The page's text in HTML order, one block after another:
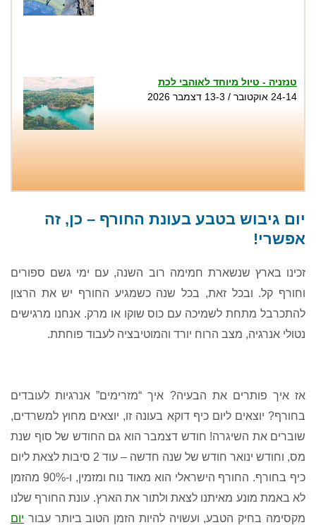
טנזניה - טיול מיוחד לאוהבי לכת
24-14 אוקטובר / 13-3 דצמבר 2026
14.8, שבת 15.8, חמישי 20.8...
יום גיבוש בטבע בעונת החורף – כן, זה
אפשרי!
זכינו בארץ שנשארת חמימה רוב השנה, עם ימי גשם ספורים
וחורף קל. ובכל זאת, בכל שנה כשמגיע החורף יש את הרצון
להתכרבל מתחת לשמיכה עם כוס שוקו או מרק.אנחנו מרגישים
נטולי אנרגיה, מצב הרוח יורד והמוטיבציה לעבוד פוחתת.
אז איך פותרים את הבעיה? איך “מזרימים” אנרגיות לעובדים
בחורף? יוצאים ליום כיף דוקא בעונה זו, יוצאים מחוץ למשרדים,
שוברים את השיגרה! חודש דצמבר הוא גם החודש של סוף שנת
מס, וחודש ינואר חודש של שנה חדשה – עוד 2 סיבות לצאת ליום
כיף בחורף. החורף הישראלי הוא מאוד נוח ומזמין, ו-90%
מהזמן
לא באמת מונע מאיתנו לצאת ולתור את הארץ. עונת החורף שלנו
מקסימה בחיק הטבע, ועשויה להיות הזמן הטוב ביותר עבור יום